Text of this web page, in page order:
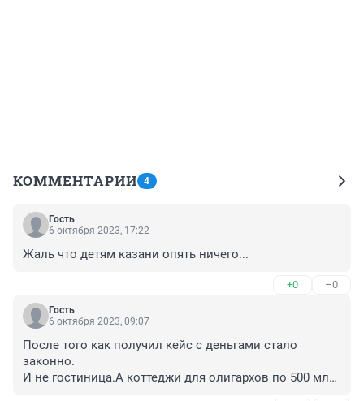
КОММЕНТАРИИ 4
Гость
6 октября 2023, 17:22
Жаль что детям казани опять ничего...
+0 –0
Гость
6 октября 2023, 09:07
После того как получил кейс с деньгами стало
законно.
И не гостиница.А коттеджи для олигархов по 500 млн